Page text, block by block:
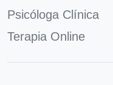
Psicóloga Clínica
Terapia Online